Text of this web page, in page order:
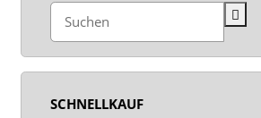
SCHNELLKAUF